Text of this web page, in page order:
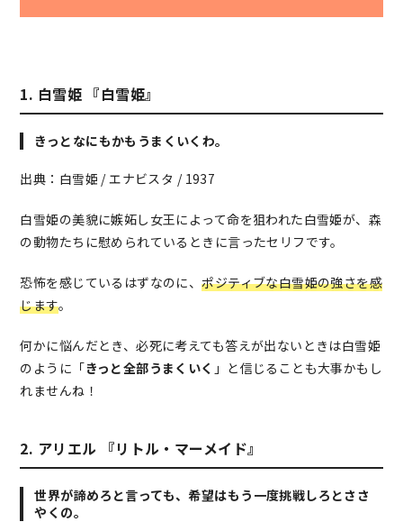
1. 白雪姫 『白雪姫』
きっとなにもかもうまくいくわ。
出典：白雪姫 / エナビスタ / 1937
白雪姫の美貌に嫉妬し女王によって命を狙われた白雪姫が、森
の動物たちに慰められているときに言ったセリフです。
恐怖を感じているはずなのに、ポジティブな白雪姫の強さを感
じます。
何かに悩んだとき、必死に考えても答えが出ないときは白雪姫
のように「きっと全部うまくいく 」と信じることも大事かもし
れませんね！
2. アリエル 『リトル・マーメイド』
世界が諦めろと言っても、希望はもう一度挑戦しろとささ
やくの。